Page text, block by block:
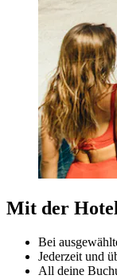
Mit der
Bei
Jederzeit und
All deine